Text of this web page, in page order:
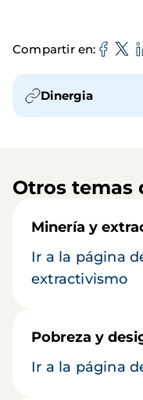
Compartir en
Dinergia
Otros temas
Minería y
Ir a la página
extractivismo
Pobreza y
Ir a la página